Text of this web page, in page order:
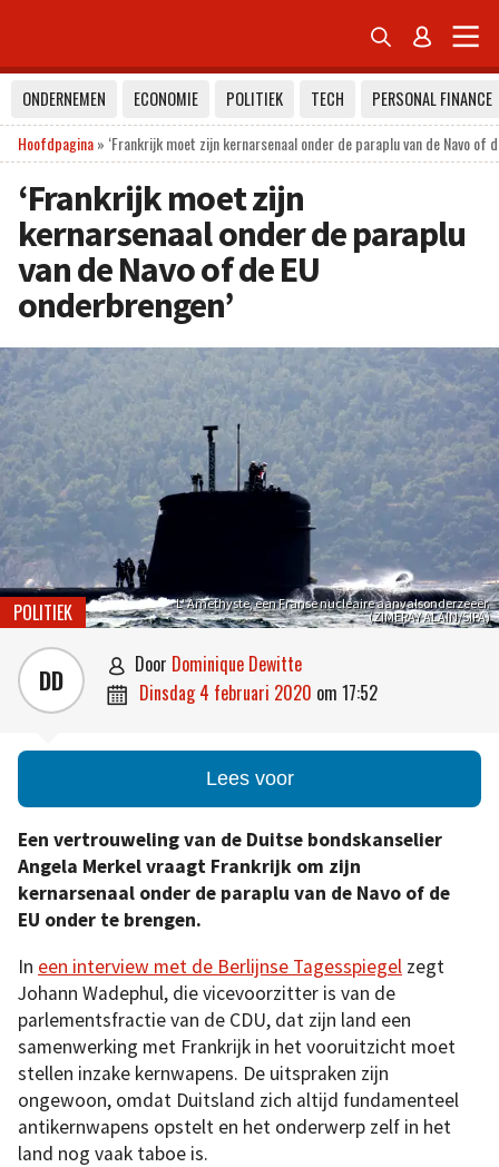
 
ONDERNEMEN ECONOMIE POLITIEK TECH
PERSONAL FINANCE
Hoofdpagina» ‘Frankrijk moet zijn kernarsenaal onder de paraplu van de Navo of
‘Frankrijk moet zijn
kernarsenaal onder de paraplu
van de Navo of de EU
onderbrengen’
L’ Amethyste, een Franse nucleaire aanvalsonderzeeër.
(ZIMERAY ALAIN/SIPA)
POLITIEK
DD  door Dominique Dewitte
 dinsdag 4 februari 2020 om 17:52
Lees voor
Een vertrouweling van de Duitse bondskanselier
Angela Merkel vraagt Frankrijk om zijn
kernarsenaal onder de paraplu van de Navo of de
EU onder te brengen.
In een interview met de Berlijnse Tagesspiegel zegt
Johann Wadephul, die vicevoorzitter is van de
parlementsfractie van de CDU, dat zijn land een
samenwerking met Frankrijk in het vooruitzicht moet
stellen inzake kernwapens. De uitspraken zijn
ongewoon, omdat Duitsland zich altijd fundamenteel
antikernwapens opstelt en het onderwerp zelf in het
land nog vaak taboe is.